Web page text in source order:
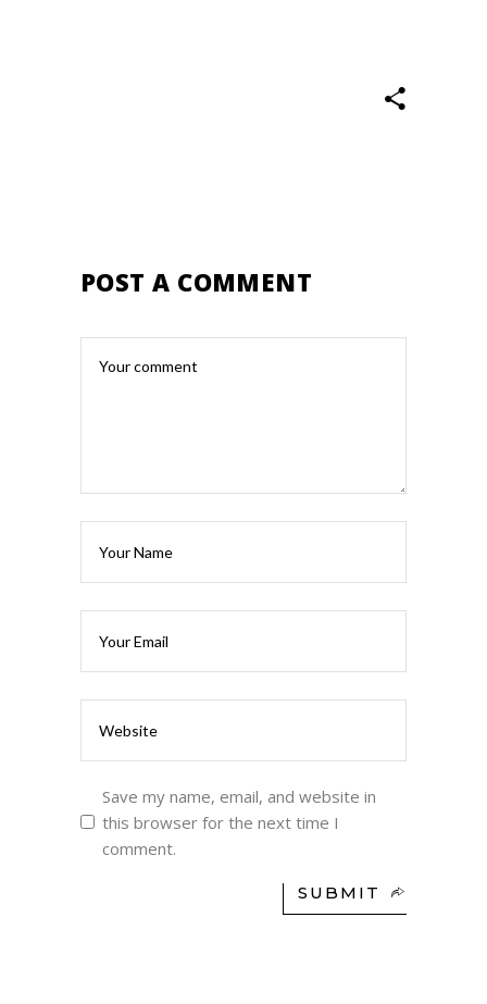
POST A COMMENT
Save my name, email, and website in
this browser for the next time I
comment.
SUBMIT